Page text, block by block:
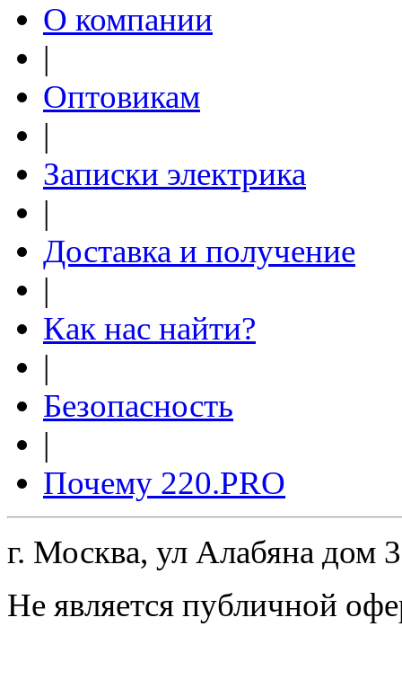
О компании
|
Оптовикам
|
Записки электрика
|
Доставка и получение
|
Как нас найти?
|
Безопасность
|
Почему 220.PRO
г. Москва, ул Алабяна дом
Не является публичной